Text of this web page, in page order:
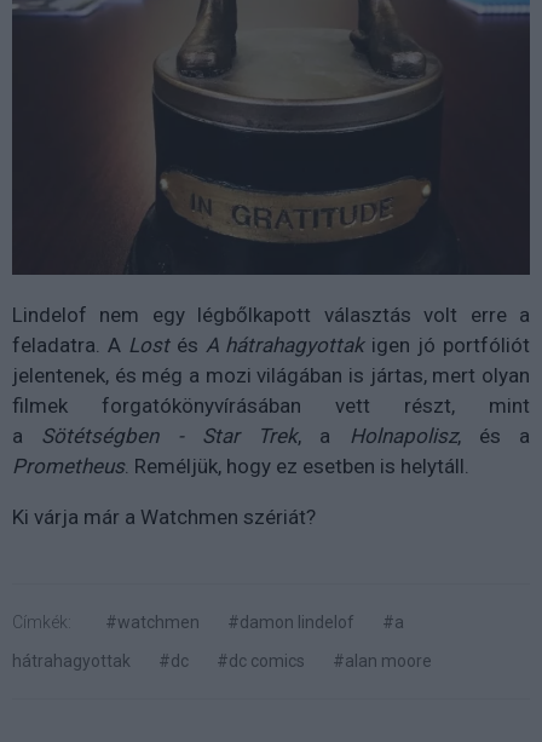
Lindelof nem egy légbőlkapott választás volt erre a
feladatra. A Lostés A hátrahagyottakigen jó portfóliót
jelentenek, és még a mozi világában is jártas, mert olyan
filmek forgatókönyvírásában vett részt, mint
a Sötétségben - Star Trek, a Holnapolisz, és a
Prometheus. Reméljük, hogy ez esetben is helytáll.
Ki várja már a Watchmen szériát?
Címkék: #watchmen #damon lindelof
#a
hátrahagyottak
#dc #dc comics #alan moore